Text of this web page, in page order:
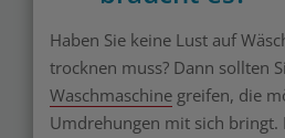
Haben Sie keine Lust auf
trocknen muss? Dann sollten
Waschmaschine greifen, die
Umdrehungen mit sich bringt.